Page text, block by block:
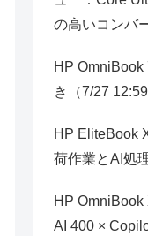
の高いコンバ
HP OmniBook
き（7/27 12:59
HP EliteBook
荷作業とAI処
HP
AI 400 ×